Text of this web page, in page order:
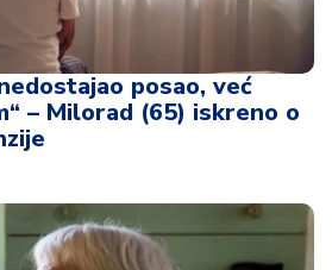
posao, već
– Milorad (65) iskreno o